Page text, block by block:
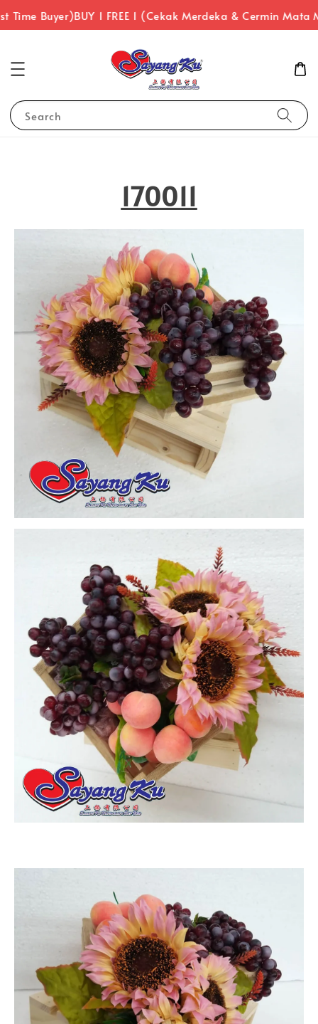
Time Buyer)BUY 1 FREE 1 (Cekak Merdeka & Cermin Mata
Search
170011